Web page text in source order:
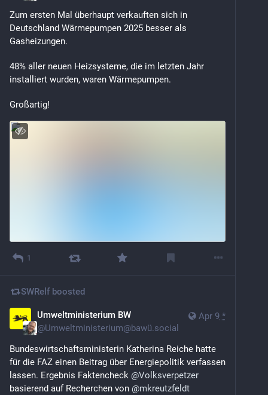
Zum ersten Mal überhaupt verkauften sich in
Deutschland Wärmepumpen 2025 besser als
Gasheizungen.
48% aller neuen Heizsysteme, die im letzten Jahr
installiert wurden, waren Wärmepumpen.
Großartig!
1
SWRelf boosted
Apr 9 *
Umweltministerium BW
@Umweltministerium@bawü.social
Bundeswirtschaftsministerin Katherina Reiche hatte
für die FAZ einen Beitrag über Energiepolitik verfassen
lassen. Ergebnis Faktencheck @Volksverpetzer
basierend auf Recherchen von @mkreutzfeldt